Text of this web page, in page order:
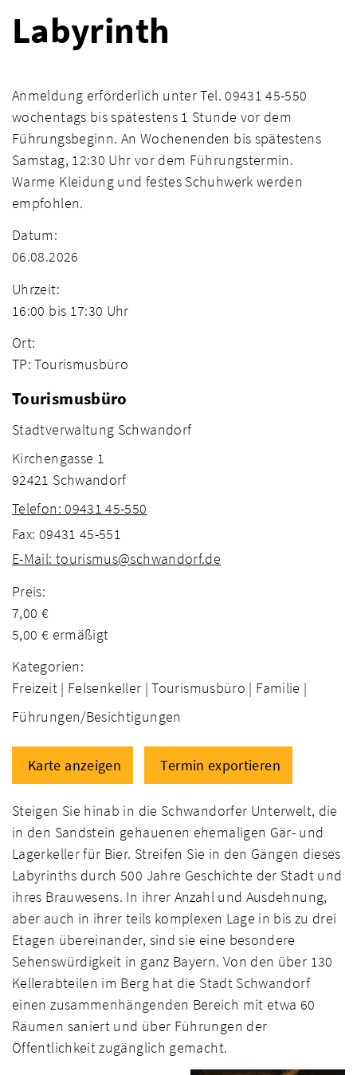
Labyrinth
Anmeldung erforderlich unter Tel. 09431 45-550
wochentags bis spätestens 1 Stunde vor dem
Führungsbeginn. An Wochenenden bis spätestens
Samstag, 12:30 Uhr vor dem Führungstermin.
Warme Kleidung und festes Schuhwerk werden
empfohlen.
Datum:
06.08.2026
Uhrzeit:
16:00 bis 17:30 Uhr
Ort:
TP: Tourismusbüro
Tourismusbüro
Stadtverwaltung Schwandorf
Kirchengasse 1
92421 Schwandorf
Telefon: 09431 45-550
Fax: 09431 45-551
E-Mail: tourismus@schwandorf.de
Preis:
7,00 €
5,00 € ermäßigt
Kategorien:
Freizeit | Felsenkeller | Tourismusbüro | Familie |
Führungen/Besichtigungen
Karte anzeigen Termin exportieren
Steigen Sie hinab in die Schwandorfer Unterwelt, die
in den Sandstein gehauenen ehemaligen Gär- und
Lagerkeller für Bier. Streifen Sie in den Gängen dieses
Labyrinths durch 500 Jahre Geschichte der Stadt und
ihres Brauwesens. In ihrer Anzahl und Ausdehnung,
aber auch in ihrer teils komplexen Lage in bis zu drei
Etagen übereinander, sind sie eine besondere
Sehenswürdigkeit in ganz Bayern. Von den über 130
Kellerabteilen im Berg hat die Stadt Schwandorf
einen zusammenhängenden Bereich mit etwa 60
Räumen saniert und über Führungen der
Öffentlichkeit zugänglich gemacht.